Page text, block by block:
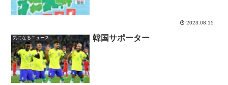
2023.08.15
気になるニュース 韓国サポーター